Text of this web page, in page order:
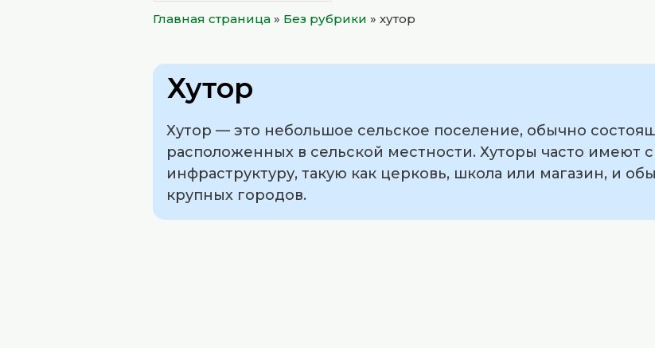
Главная страница » Без рубрики » хутор
Хутор
Хутор — это небольшое сельское поселение, обычно
расположенных в сельской местности. Хуторы часто имеют
инфраструктуру, такую как церковь, школа или магазин, и
крупных городов.